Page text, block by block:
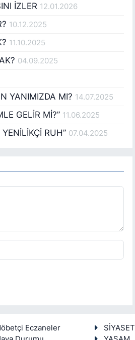
İZLER 12.01.2026
10.12.2025
11.10.2025
04.09.2025
YANIMIZDA MI? 14.07.2025
GELİR Mİ?” 11.06.2025
RUH” 07.04.2025
Eczaneler
SİYASET